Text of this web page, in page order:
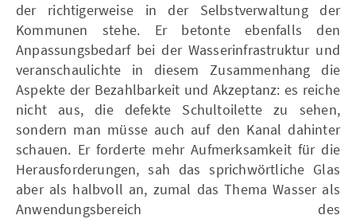
der richtigerweise in der Selbstverwaltung der
Kommunen stehe. Er betonte ebenfalls den
Anpassungsbedarf bei der Wasserinfrastruktur und
veranschaulichte in diesem Zusammenhang die
Aspekte der Bezahlbarkeit und Akzeptanz: es reiche
nicht aus, die defekte Schultoilette zu sehen,
sondern man müsse auch auf den Kanal dahinter
schauen. Er forderte mehr Aufmerksamkeit für die
Herausforderungen, sah das sprichwörtliche Glas
aber als halbvoll an, zumal das Thema Wasser als
Anwendungsbereich des